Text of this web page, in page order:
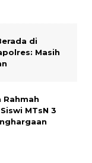
di
Masih
Rahmah
MTsN 3